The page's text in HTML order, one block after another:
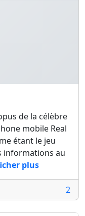
de la célèbre
mobile Real
étant le jeu
informations au
plus
2